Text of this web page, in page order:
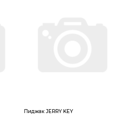
Пиджак JERRY KEY